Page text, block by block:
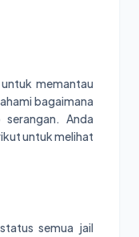
memantau
bagaimana
Anda
untuk melihat
semua jail